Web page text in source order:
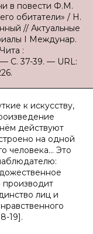
в повести Ф.М.
обитатели» / Н.
// Актуальные
I Междунар.
:
С. 37-39. — URL:
к искусству,
действуют
на одной
человека… Это
производит
лиц и
19].